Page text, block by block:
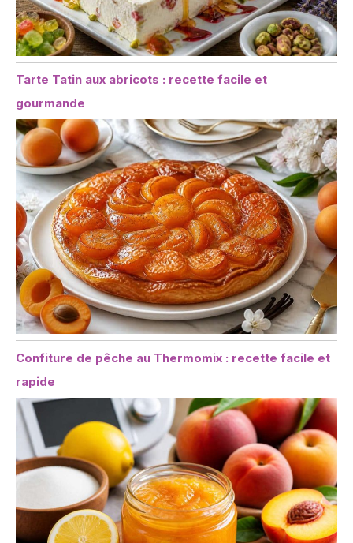
Tarte Tatin aux abricots : recette facile et
gourmande
Confiture de pêche au Thermomix : recette facile et
rapide